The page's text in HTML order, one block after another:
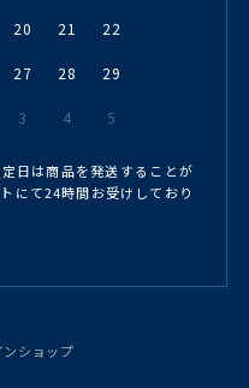
20 21 22
27 28 29
3 4 5
日は商品を発送することが
にて24時間お受けしており
ショップ